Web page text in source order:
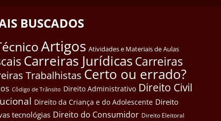
BUSCADOS
Artigos Atividades e Materiais de Aulas
Carreiras JurídicasCarreiras
Trabalhistas Certo ou errado?
Côdigo de Trânsito Direito Administrativo Direito Civil
Direito da Criança e do Adolescente Direito
tecnológias Direito do Consumidor Direito Eleitoral